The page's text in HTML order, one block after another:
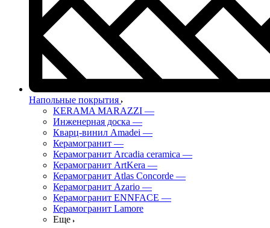
Напольные покрытия
KERAMA MARAZZI —
Инженерная доска —
Кварц-винил Amadei —
Керамогранит —
Керамогранит Arcadia ceramica —
Керамогранит ArtKera —
Керамогранит Atlas Concorde —
Керамогранит Azario —
Керамогранит ENNFACE —
Керамогранит Lamore
Еще